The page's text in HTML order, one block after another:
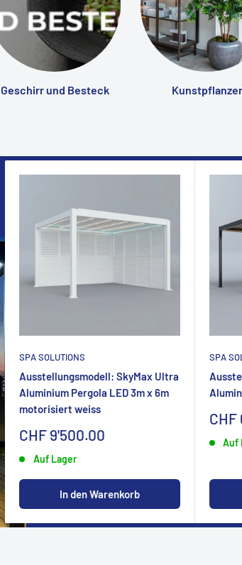
Geschirr und Besteck
SPA SOLUTIONS
Ausstellungsmodell: SkyMax Ultra
Aluminium Pergola LED 3m x 6m
motorisiert weiss
Sonderpreis
CHF 9'500.00
Auf Lager
In den Warenkorb
SPA
CHF
Auf